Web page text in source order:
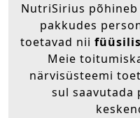
NutriSirius
pakkudes
toetavad nii
Meie
närvisüsteemi
sul saavutada